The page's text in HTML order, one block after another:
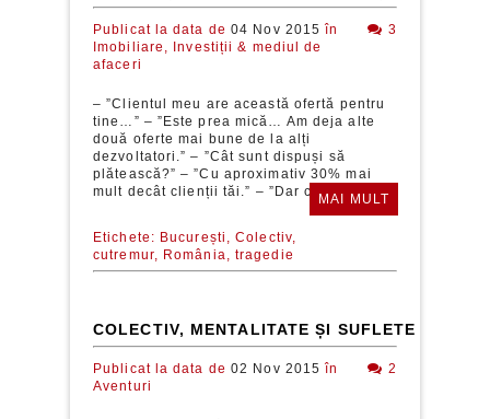
Publicat la data de 04 Nov 2015 în
Imobiliare,
Investiții & mediul de
afaceri
3
– ”Clientul meu are această ofertă pentru
tine…” – ”Este prea mică… Am deja alte
două oferte mai bune de la alți
dezvoltatori.” – ”Cât sunt dispuși să
plătească?” – ”Cu aproximativ 30% mai
mult decât clienții tăi.” – ”Dar cum este...
MAI MULT
Etichete: București,
Colectiv,
cutremur,
România, tragedie
COLECTIV, MENTALITATE ȘI SUFLETE
Publicat la data de 02 Nov 2015 în
Aventuri
2